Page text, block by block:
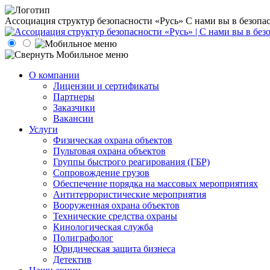
Ассоциация структур безопасности «Русь» С нами вы в
О компании
Лицензии и сертификаты
Партнеры
Заказчики
Вакансии
Услуги
Физическая охрана объектов
Пультовая охрана объектов
Группы быстрого реагирования (ГБР)
Сопровождение грузов
Обеспечение порядка на массовых мероприятиях
Антитеррористические мероприятия
Вооруженная охрана объектов
Технические средства охраны
Кинологическая служба
Полиграфолог
Юридическая защита бизнеса
Детектив